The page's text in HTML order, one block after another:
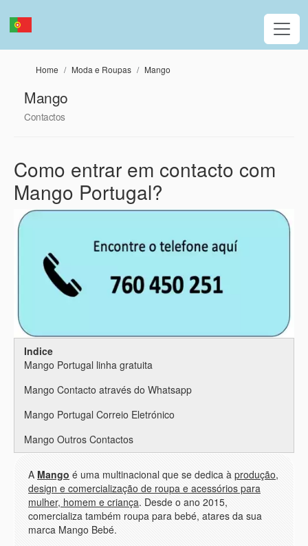
Home Moda e Roupas Mango
Mango
Contactos
Como entrar em contacto com
Mango Portugal?
Indice
Mango Portugal linha gratuita
Mango Contacto através do Whatsapp
Mango Portugal Correio Eletrónico
Mango Outros Contactos
A Mango é uma multinacional que se dedica à produção,
design e comercialização de roupa e acessórios para
mulher, homem e criança. Desde o ano 2015,
comercializa também roupa para bebé, atares da sua
marca Mango Bebé.